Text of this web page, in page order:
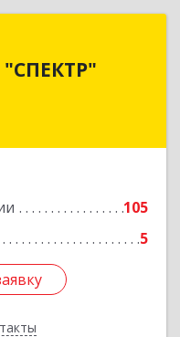
105
5
дом № 89, оф.210
Подробнее